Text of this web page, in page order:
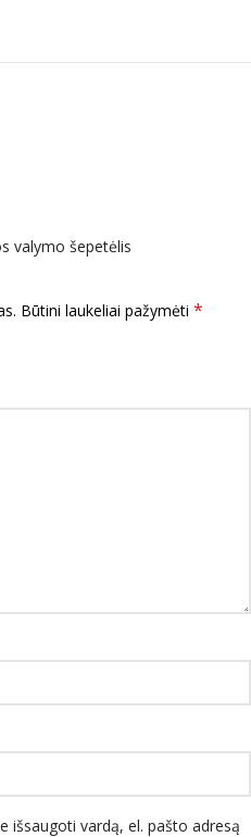
valymo šepetėlis
Būtini laukeliai pažymėti *
išsaugoti vardą, el. pašto adresą